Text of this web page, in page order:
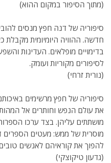
(מתוך הסיפור במקום ההוא)
סיפוריה של דנה חפץ מנסים
חדשה. ההוויה היומיומית מקבלת
בדימויים מופלאים. העדינות
לסיפורים מקוריות ועומק.
(נורית זרחי)
סיפוריה של חפץ מרשימים
את עולם הנפש וחותרים אל
מושתתים עליהן. בצד ערכו
מוסרית של ממש: מעטים הספרים
להפוך את קוראיהם לאנשים
(גדעון טיקוצקי)